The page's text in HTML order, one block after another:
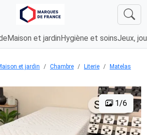
Maison et jardin Hygiène et soinsJeux,
et jardin Chambre Literie Matelas
1/6